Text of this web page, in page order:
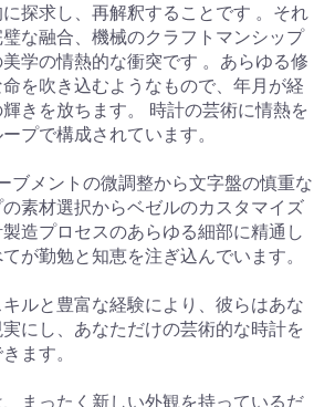
探求し、再解釈することです 。それ
な融合、機械のクラフトマンシップ
学の情熱的な衝突です 。あらゆる修
を吹き込むようなもので、年月が経
きを放ちます。 時計の芸術に情熱を
プで構成されています。
ブメントの微調整から文字盤の慎重な
素材選択からベゼルのカスタマイズ
造プロセスのあらゆる細部に精通し
が勤勉と知恵を注ぎ込んでいます。
ルと豊富な経験により、彼らはあな
にし、あなただけの芸術的な時計を
ます。
まったく新しい外観を持っているだ